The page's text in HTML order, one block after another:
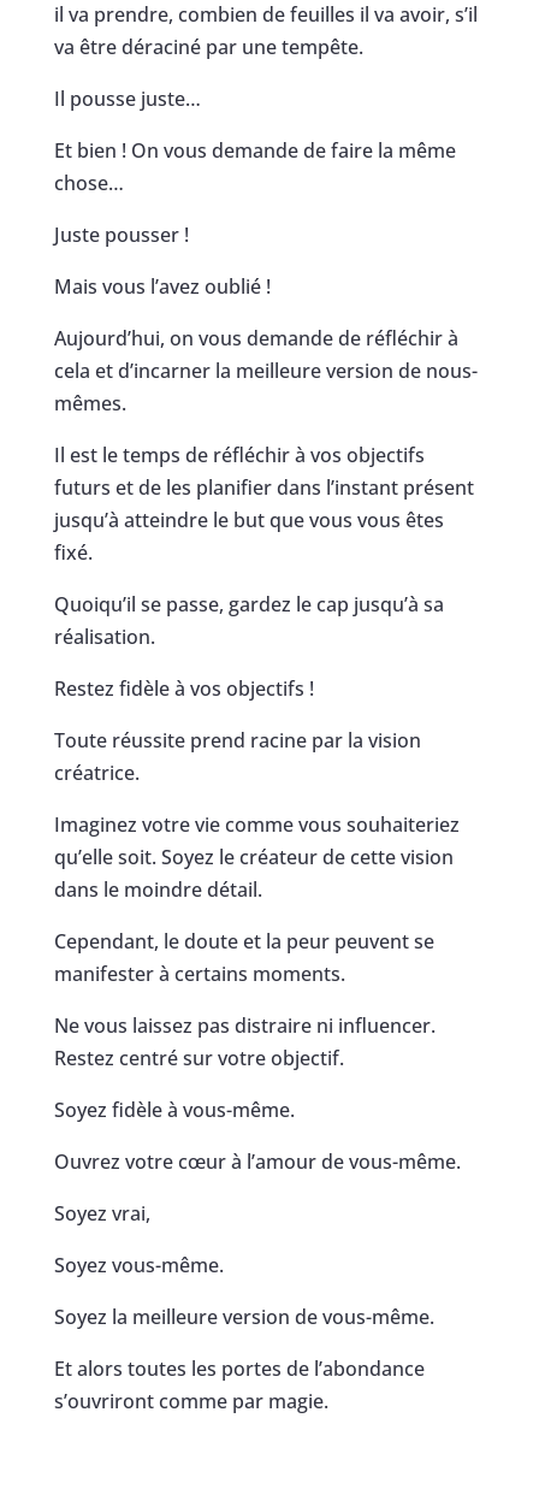
il va prendre, combien de feuilles il va avoir, s’il
va être déraciné par une tempête.
Il pousse juste…
Et bien ! On vous demande de faire la même
chose…
Juste pousser !
Mais vous l’avez oublié !
Aujourd’hui, on vous demande de réfléchir à
cela et d’incarner la meilleure version de nous-
mêmes.
Il est le temps de réfléchir à vos objectifs
futurs et de les planifier dans l’instant présent
jusqu’à atteindre le but que vous vous êtes
fixé.
Quoiqu’il se passe, gardez le cap jusqu’à sa
réalisation.
Restez fidèle à vos objectifs !
Toute réussite prend racine par la vision
créatrice.
Imaginez votre vie comme vous souhaiteriez
qu’elle soit. Soyez le créateur de cette vision
dans le moindre détail.
Cependant, le doute et la peur peuvent se
manifester à certains moments.
Ne vous laissez pas distraire ni influencer.
Restez centré sur votre objectif.
Soyez fidèle à vous-même.
Ouvrez votre cœur à l’amour de vous-même.
Soyez vrai,
Soyez vous-même.
Soyez la meilleure version de vous-même.
Et alors toutes les portes de l’abondance
s’ouvriront comme par magie.